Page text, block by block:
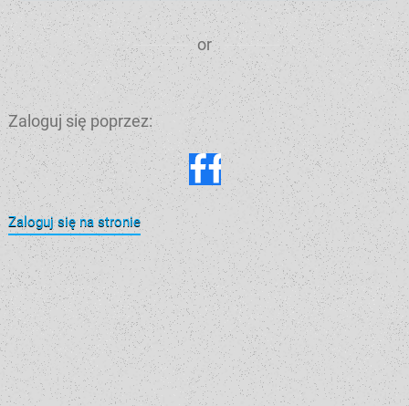
or
Zaloguj się poprzez:
Zaloguj się na stronie